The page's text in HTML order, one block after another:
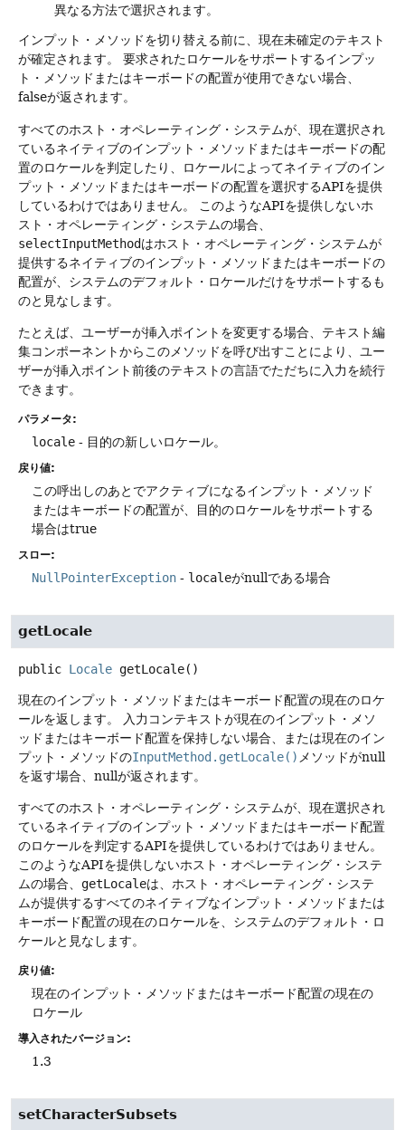
異なる方法で選択されます。
インプット・メソッドを切り替える前に、現在未確定のテキスト
が確定されます。
要求されたロケールをサポートするインプッ
ト・メソッドまたはキーボードの配置が使用できない場合、
falseが返されます。
すべてのホスト・オペレーティング・システムが、現在選択され
ているネイティブのインプット・メソッドまたはキーボードの配
置のロケールを判定したり、ロケールによってネイティブのイン
プット・メソッドまたはキーボードの配置を選択するAPIを提供
しているわけではありません。
このようなAPIを提供しないホ
スト・オペレーティング・システムの場合、
selectInputMethodはホスト・オペレーティング・システムが
提供するネイティブのインプット・メソッドまたはキーボードの
配置が、システムのデフォルト・ロケールだけをサポートするも
のと見なします。
たとえば、ユーザーが挿入ポイントを変更する場合、テキスト編
集コンポーネントからこのメソッドを呼び出すことにより、ユー
ザーが挿入ポイント前後のテキストの言語でただちに入力を続行
できます。
パラメータ:
locale - 目的の新しいロケール。
戻り値:
この呼出しのあとでアクティブになるインプット・メソッド
またはキーボードの配置が、目的のロケールをサポートする
場合はtrue
スロー:
NullPointerException - localeがnullである場合
getLocale
public Locale getLocale()
現在のインプット・メソッドまたはキーボード配置の現在のロケ
ールを返します。
入力コンテキストが現在のインプット・メソ
ッドまたはキーボード配置を保持しない場合、または現在のイン
プット・メソッドのInputMethod.getLocale() メソッドがnull
を返す場合、nullが返されます。
すべてのホスト・オペレーティング・システムが、現在選択され
ているネイティブのインプット・メソッドまたはキーボード配置
のロケールを判定するAPIを提供しているわけではありません。
このようなAPIを提供しないホスト・オペレーティング・システ
ムの場合、 getLocaleは、ホスト・オペレーティング・システ
ムが提供するすべてのネイティブなインプット・メソッドまたは
キーボード配置の現在のロケールを、システムのデフォルト・ロ
ケールと見なします。
戻り値:
現在のインプット・メソッドまたはキーボード配置の現在の
ロケール
導入されたバージョン:
1.3
setCharacterSubsets